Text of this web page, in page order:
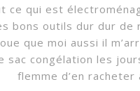
ce qui est
bons outils dur dur
que moi aussi il
sac congélation les
flemme d’en racheter